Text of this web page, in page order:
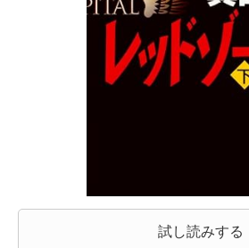
試し読みする